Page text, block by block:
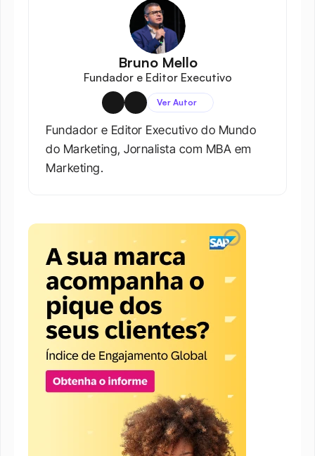
Bruno Mello
Fundador e Editor Executivo
Ver Autor
Fundador e Editor Executivo do Mundo
do Marketing, Jornalista com MBA em
Marketing.